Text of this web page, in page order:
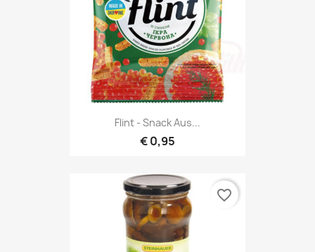
Flint - Snack Aus...
€ 0,95
favorite_border